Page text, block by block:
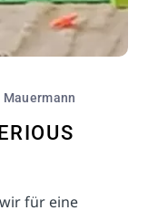
Mauermann
für eine